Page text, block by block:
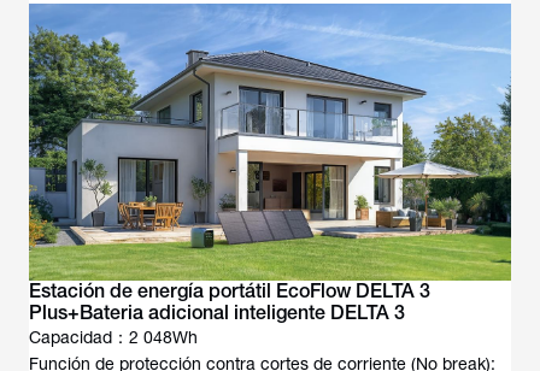
Estación de energía portátil EcoFlow DELTA 3
Plus+Bateria adicional inteligente DELTA 3
Capacidad：2 048Wh
Función de protección contra cortes de corriente (No break):